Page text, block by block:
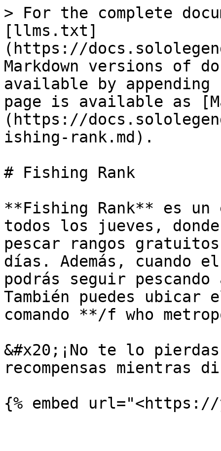
> For the complete
[llms.txt]
(https://
Markdown versions of
available by
page is available as
(https://
ishing-rank.md).
# Fishing Rank
**Fishing Rank** es
todos los jueves,
pescar rangos
días. Además, cuando
podrás seguir
También puedes
comando **/f who
&#x20;¡No te lo
recompensas mientras